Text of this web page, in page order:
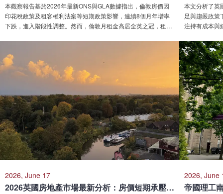
本觀察報告基於2026年最新ONS與GLA數據指出，倫敦房價因
印花稅政策及租客權利法案等短期政策影響，連續8個月年增率
下跌，進入階段性調整。然而，倫敦月租金高居全英之冠，租賃
（Lansha Group / letukhome）建議投資者結合長期週期進行理
性資產配置。
本文分析了英
足與趨嚴政策
注持有成本與
2026, June 17
2026英國房地產市場最新分析：房價短期承壓，租賃市場持續走強，投資機會在哪裡？
2026, June